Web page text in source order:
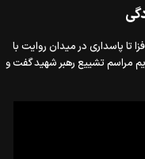
تا پاسداری در میدان روایت با
مراسم تشییع رهبر شهید گفت و